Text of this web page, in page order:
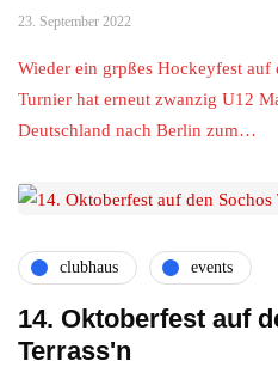
23. September 2022
Wieder ein grpßes Hockeyfest
Turnier hat erneut zwanzig U12
Deutschland nach Berlin zum…
clubhaus events
14. Oktoberfest auf
Terrass'n